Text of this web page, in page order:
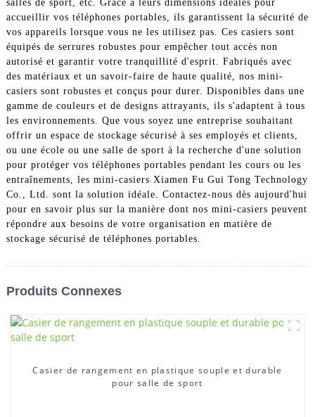
salles de sport, etc. Grâce à leurs dimensions idéales pour
accueillir vos téléphones portables, ils garantissent la sécurité de
vos appareils lorsque vous ne les utilisez pas. Ces casiers sont
équipés de serrures robustes pour empêcher tout accès non
autorisé et garantir votre tranquillité d'esprit. Fabriqués avec
des matériaux et un savoir-faire de haute qualité, nos mini-
casiers sont robustes et conçus pour durer. Disponibles dans une
gamme de couleurs et de designs attrayants, ils s'adaptent à tous
les environnements. Que vous soyez une entreprise souhaitant
offrir un espace de stockage sécurisé à ses employés et clients,
ou une école ou une salle de sport à la recherche d'une solution
pour protéger vos téléphones portables pendant les cours ou les
entraînements, les mini-casiers Xiamen Fu Gui Tong Technology
Co., Ltd. sont la solution idéale. Contactez-nous dès aujourd'hui
pour en savoir plus sur la manière dont nos mini-casiers peuvent
répondre aux besoins de votre organisation en matière de
stockage sécurisé de téléphones portables.
Produits Connexes
Casier de rangement en plastique souple et durable
pour salle de sport